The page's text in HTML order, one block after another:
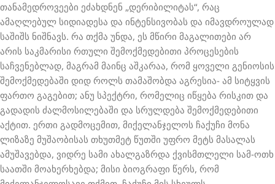
თანამედროვეები ეძახდნენ „დერიბილიტას“, რაც
ამაღლებულ სიდიადესა და ინტენსივობას და იმავდროულად
საშიშს ნიშნავს. რა თქმა უნდა, ეს მწირი მაგალითები არ
არის საკმარისი რთული შემოქმედებითი პროცესების
საჩვენებლად, მაგრამ მაინც აშკარაა, რომ ყოველი გენიოსის
შემოქმედებაში დიდ როლს თამაშობდა აგრესია- ამ სიტყვის
ფართო გაგებით; ანუ სპექტრი, რომელიც იწყება რისკით და
გადადის ძალმოსილებაში და სრულდება შემოქმედებითი
აქტით. ერთი გადმოცემით, მიქელანჯელოს ჩაქუჩი მონა
ლიზაზე მუშაობისას თხუთმეტ წუთში უფრო მეტს მასალას
ამუშავებდა, ვიდრე სამი ახალგაზრდა ქვისმთლელი სამ-ოთხ
საათში მოახერხებდა; მისი ბიოგრაფი წერს, რომ